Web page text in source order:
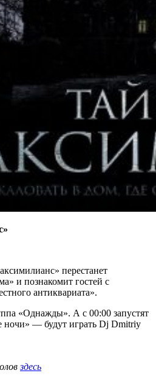
перестанет
и познакомит гостей с
антиквариата».
«Однажды». А с 00:00 запустят
— будут играть Dj Dmitriy
здесь